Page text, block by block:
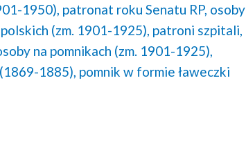
1950), patronat roku Senatu RP, osoby
(zm. 1901-1925), patroni szpitali,
na pomnikach (zm. 1901-1925),
1885), pomnik w formie ławeczki